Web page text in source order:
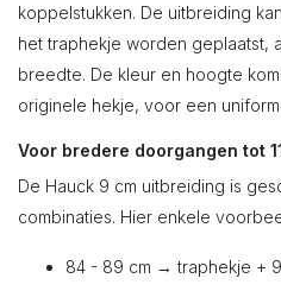
koppelstukken. De uitbreiding
het traphekje worden geplaatst,
breedte. De kleur en hoogte
originele hekje, voor een
Voor bredere doorgangen tot
De Hauck 9 cm uitbreiding is
combinaties. Hier enkele
84 - 89 cm → traphekje +